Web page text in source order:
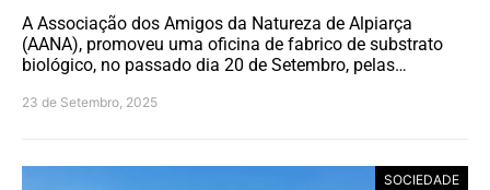
A Associação dos Amigos da Natureza de Alpiarça
(AANA), promoveu uma oficina de fabrico de substrato
biológico, no passado dia 20 de Setembro, pelas…
23 de Setembro, 2025
SOCIEDADE